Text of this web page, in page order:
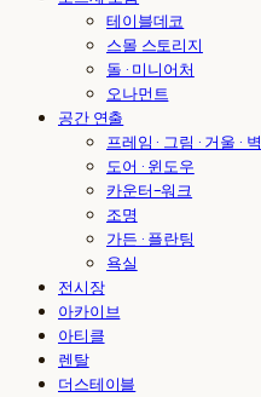
테이블데코
스몰 스토리지
돌 · 미니어처
오나먼트
공간 연출
프레임 · 그림 · 거울 · 벽
도어 · 윈도우
카운터-워크
조명
가든 · 플란팅
욕실
전시장
아카이브
아티클
렌탈
더스테이블